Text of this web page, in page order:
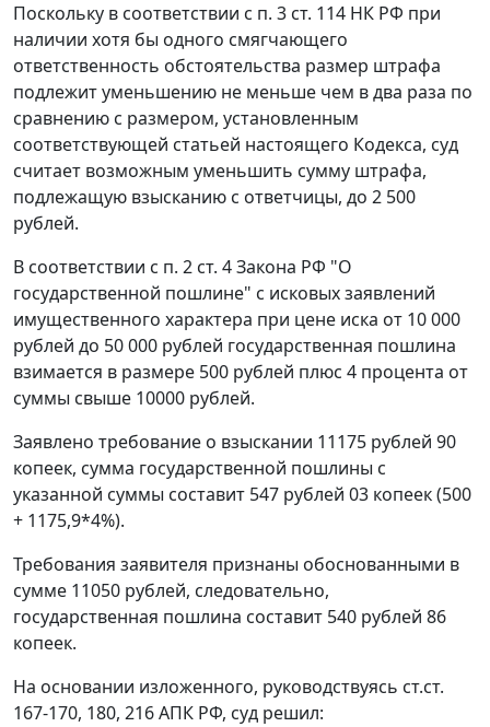
Поскольку в соответствии с п. 3 ст. 114 НК РФ при
наличии хотя бы одного смягчающего
ответственность обстоятельства размер штрафа
подлежит уменьшению не меньше чем в два раза по
сравнению с размером, установленным
соответствующей статьей настоящего Кодекса, суд
считает возможным уменьшить сумму штрафа,
подлежащую взысканию с ответчицы, до 2 500
рублей.
В соответствии с п. 2 ст. 4Закона РФ "О
государственной пошлине" с исковых заявлений
имущественного характера при цене иска от 10 000
рублей до 50 000 рублей государственная пошлина
взимается в размере 500 рублей плюс 4 процента от
суммы свыше 10000 рублей.
Заявлено требование о взыскании 11175 рублей 90
копеек, сумма государственной пошлины с
указанной суммы составит 547 рублей 03 копеек (500
+ 1175,9*4%).
Требования заявителя признаны обоснованными в
сумме 11050 рублей, следовательно,
государственная пошлина составит 540 рублей 86
копеек.
На основании изложенного, руководствуясь ст.ст.
167-170, 180, 216АПК РФ, суд решил: